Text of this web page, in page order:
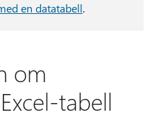
en datatabell.
om
tabell